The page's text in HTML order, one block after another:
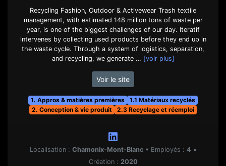
Recycling Fashion, Outdoor & Activewear Trash textile
management, with estimated 148 million tons of waste per
year, is one of the biggest challenges of our day. Iteratif
intervenes by collecting used products before they end up in
the waste cycle. Through a system of logistics, separation,
and recycling, we generate … [voir plus]
Voir le site
1. Appros & matières premières
1.1 Matériaux recyclés
2. Conception & vie produit
2.3 Recyclage et réemploi
Localisation : Chamonix-Mont-Blanc • Employés : 4 •
Création : 2020